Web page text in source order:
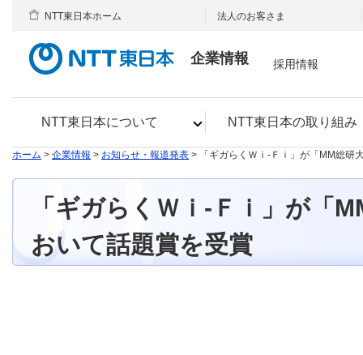
企業情報
NTT東日本について NTT東日本の取り組み
NTT東日本ホーム 法人のお客さま
採用情報
ホーム > 企業情報 > お知らせ・報道発表 > 「ギガらくＷｉ-Ｆｉ」が「MM総研
「ギガらくＷｉ-Ｆｉ」が「
おいて話題賞を受賞